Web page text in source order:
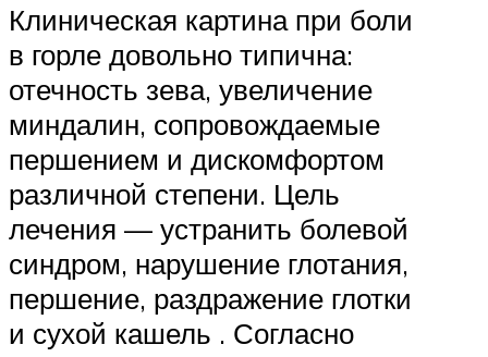
Клиническая картина при боли
в горле довольно типична:
отечность зева, увеличение
миндалин, сопровождаемые
першением и дискомфортом
различной степени. Цель
лечения — устранить болевой
синдром, нарушение глотания,
першение, раздражение глотки
и сухой кашель . Согласно